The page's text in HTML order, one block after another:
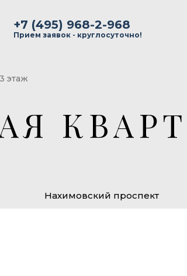
+7 (495) 968-2-968
Прием заявок - круглосуточно!
этаж
Нахимовский проспект